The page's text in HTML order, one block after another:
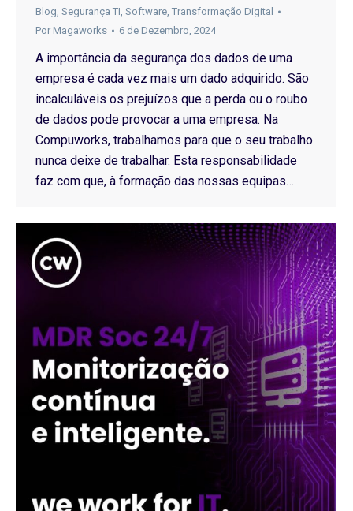
Blog, Segurança TI, Software, Transformação Digital
Por Magaworks 6 de Dezembro, 2024
A importância da segurança dos dados de uma
empresa é cada vez mais um dado adquirido. São
incalculáveis os prejuízos que a perda ou o roubo
de dados pode provocar a uma empresa. Na
Compuworks, trabalhamos para que o seu trabalho
nunca deixe de trabalhar. Esta responsabilidade
faz com que, à formação das nossas equipas…